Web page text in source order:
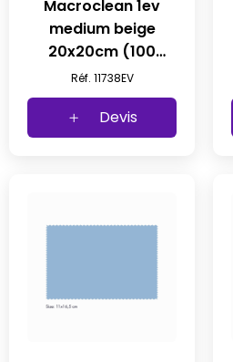
Macroclean 1ev
medium beige
20x20cm (100
pces)
Réf. 11738EV
Devis